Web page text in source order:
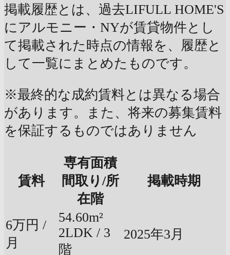
掲載履歴とは、過去LIFULL HOME'S
にアルモニー・NYが賃貸物件とし
て掲載された時点の情報を、履歴と
して一覧にまとめたものです。
※最終的な成約賃料とは異なる場合
があります。また、将来の募集賃料
を保証するものではありません
賃料
専有面積
間取り/所
在階
掲載時期
6万円 /
月
54.60m²
2LDK / 3
階
2025年3月